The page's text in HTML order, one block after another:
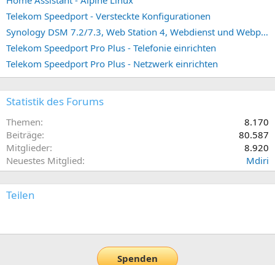
Telekom Speedport - Versteckte Konfigurationen
Synology DSM 7.2/7.3, Web Station 4, Webdienst und Webportal erstellen (ehemals vHost)
Telekom Speedport Pro Plus - Telefonie einrichten
Telekom Speedport Pro Plus - Netzwerk einrichten
Statistik des Forums
Themen
8.170
Beiträge
80.587
Mitglieder
8.920
Neuestes Mitglied
Mdiri
Teilen
Spenden